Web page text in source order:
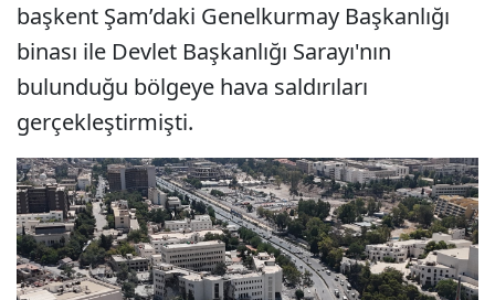
başkent Şam’daki Genelkurmay Başkanlığı
binası ile Devlet Başkanlığı Sarayı'nın
bulunduğu bölgeye hava saldırıları
gerçekleştirmişti.